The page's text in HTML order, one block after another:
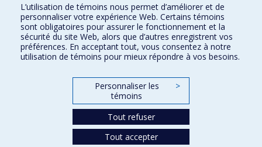
Plan du site
Signaler une erreur
Accessibilité
FACULTÉ DES ARTS ET DES SCIENCES
Nos départements et écoles
L’utilisation de témoins nous permet d’améliorer et de
personnaliser votre expérience Web. Certains témoins
sont obligatoires pour assurer le fonctionnement et la
sécurité du site Web, alors que d’autres enregistrent vos
préférences. En acceptant tout, vous consentez à notre
utilisation de témoins pour mieux répondre à vos besoins.
Personnaliser les
témoins
>
Tout refuser
Tout accepter